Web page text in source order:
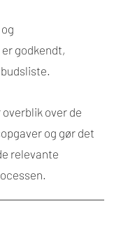
godkendt,
over de
og gør det
relevante